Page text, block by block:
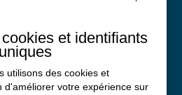
et identifiants
uniques
utilisons des cookies et
d'améliorer votre expérience sur